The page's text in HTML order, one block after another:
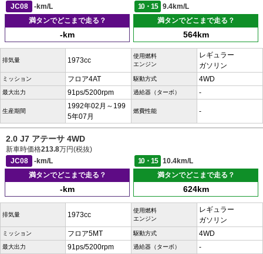
JC08
-km/L 10・15
9.4km/L
満タンでどこまで走る？
-km
満タンでどこまで走る？
564km
排気量 1973cc
使用燃料
エンジン
レギュラー
ガソリン
ミッション フロア4AT 駆動方式 4WD
最大出力 91ps/5200rpm 過給器（ターボ） -
生産期間
1992年02月～199
5年07月
燃費性能 -
2.0 J7 アテーサ 4WD
新車時価格213.8万円(税抜)
JC08
-km/L 10・15
10.4km/L
満タンでどこまで走る？
-km
満タンでどこまで走る？
624km
排気量 1973cc
使用燃料
エンジン
レギュラー
ガソリン
ミッション フロア5MT 駆動方式 4WD
最大出力 91ps/5200rpm 過給器（ターボ） -